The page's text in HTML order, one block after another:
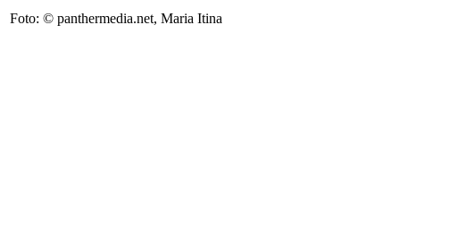
Foto: © panthermedia.net, Maria Itina